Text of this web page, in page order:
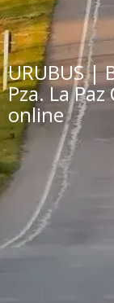
URUBUS |
Pza. La
online